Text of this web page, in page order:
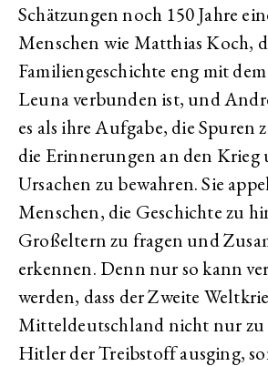
Schätzungen noch 150 Jahre
Menschen wie Matthias Koch,
Familiengeschichte eng mit
Leuna verbunden ist, und
es als ihre Aufgabe, die Spuren
die Erinnerungen an den Krieg
Ursachen zu bewahren. Sie
Menschen, die Geschichte zu
Großeltern zu fragen und
erkennen. Denn nur so kann
werden, dass der Zweite
Mitteldeutschland nicht nur zu
Hitler der Treibstoff ausging,